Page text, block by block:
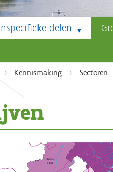
delen
Kennismaking Sectoren